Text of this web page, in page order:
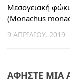
Μεσογειακή
(Monachus
9 ΑΠΡΙΛΊΟΥ, 2019
ΑΦΉΣΤΕ ΜΙΑ